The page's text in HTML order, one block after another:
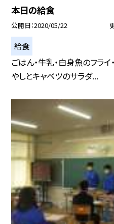
本日の給食
公開日 2020/05/22
給食
ごはん・牛乳・白身魚のフライ
やしとキャベツのサラダ...